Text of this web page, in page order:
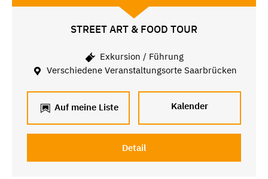
STREET ART & FOOD TOUR
Exkursion / Führung
Verschiedene Veranstaltungsorte Saarbrücken
Auf meine Liste Kalender
Detail